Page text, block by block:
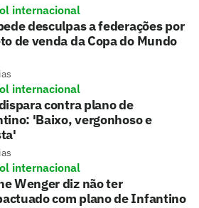
internacional
desculpas a federações por
de venda da Copa do Mundo
internacional
contra plano de
'Baixo, vergonhoso e
internacional
Wenger diz não ter
com plano de Infantino